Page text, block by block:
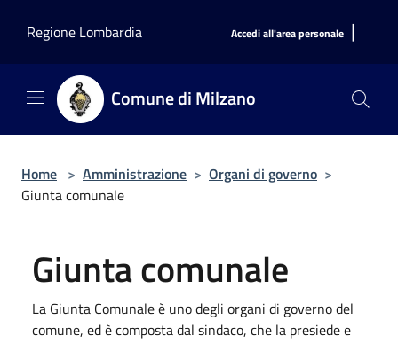
Regione Lombardia
Accedi all'area personale |
Comune di Milzano
Home > Amministrazione > Organi di governo >
Giunta comunale
Giunta comunale
La Giunta Comunale è uno degli organi di governo del
comune, ed è composta dal sindaco, che la presiede e